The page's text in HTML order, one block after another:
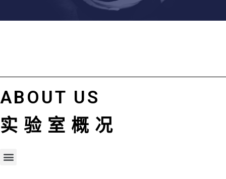
ABOUT US
实验室概况